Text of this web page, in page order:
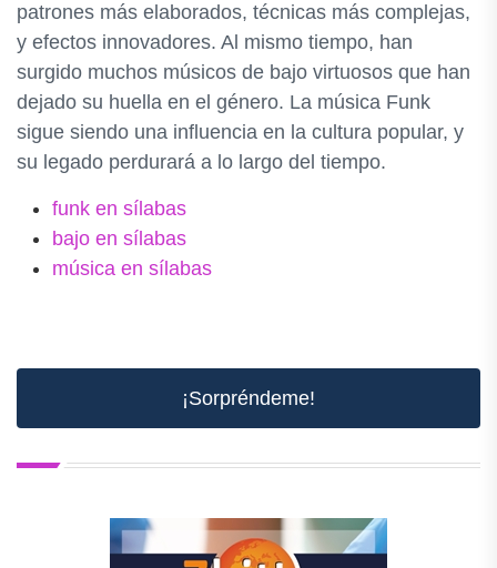
patrones más elaborados, técnicas más complejas,
y efectos innovadores. Al mismo tiempo, han
surgido muchos músicos de bajo virtuosos que han
dejado su huella en el género. La música Funk
sigue siendo una influencia en la cultura popular, y
su legado perdurará a lo largo del tiempo.
funk en sílabas
bajo en sílabas
música en sílabas
¡Sorpréndeme!